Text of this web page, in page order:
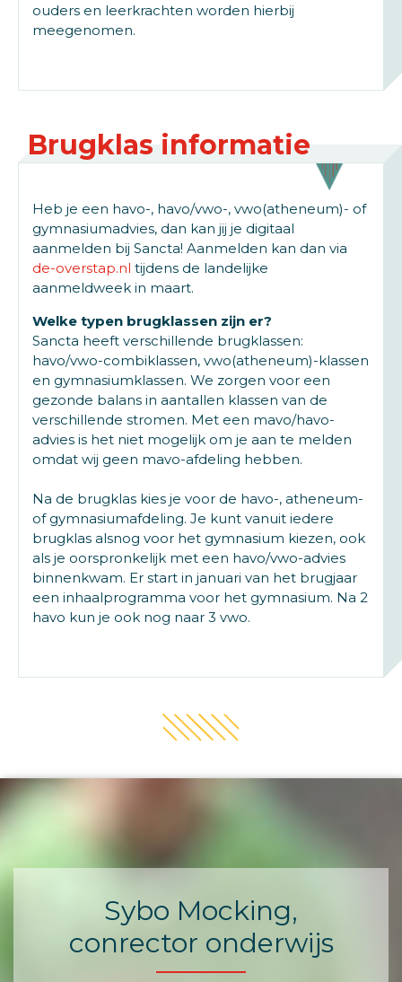
ouders en leerkrachten worden hierbij
meegenomen.
Brugklas informatie
Heb je een havo-, havo/vwo-, vwo(atheneum)- of
gymnasiumadvies, dan kan jij je digitaal
aanmelden bij Sancta! Aanmelden kan dan via
de-overstap.nl tijdens de landelijke
aanmeldweek in maart.
Welke typen brugklassen zijn er?
Sancta heeft verschillende brugklassen:
havo/vwo-combiklassen, vwo(atheneum)-klassen
en gymnasiumklassen. We zorgen voor een
gezonde balans in aantallen klassen van de
verschillende stromen. Met een mavo/havo-
advies is het niet mogelijk om je aan te melden
omdat wij geen mavo-afdeling hebben.
Na de brugklas kies je voor de havo-, atheneum-
of gymnasiumafdeling. Je kunt vanuit iedere
brugklas alsnog voor het gymnasium kiezen, ook
als je oorspronkelijk met een havo/vwo-advies
binnenkwam. Er start in januari van het brugjaar
een inhaalprogramma voor het gymnasium. Na 2
havo kun je ook nog naar 3 vwo.
Sybo Mocking,
conrector onderwijs